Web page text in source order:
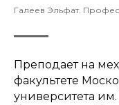
Галеев Эльфат.
Преподает на
факультете
университета